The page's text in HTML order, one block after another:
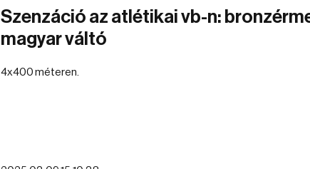
Szenzáció az atlétikai vb-n:
magyar váltó
4x400 méteren.